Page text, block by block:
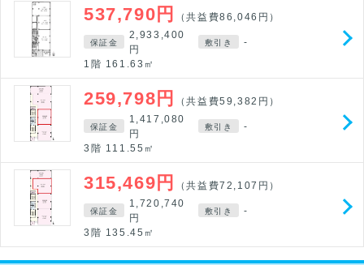
537,790円 （共益費86,046円）
保証金
2,933,400
円
敷引き
-
1階 161.63㎡
259,798円 （共益費59,382円）
保証金
1,417,080
円
敷引き
-
3階 111.55㎡
315,469円 （共益費72,107円）
保証金
1,720,740
円
敷引き
-
3階 135.45㎡